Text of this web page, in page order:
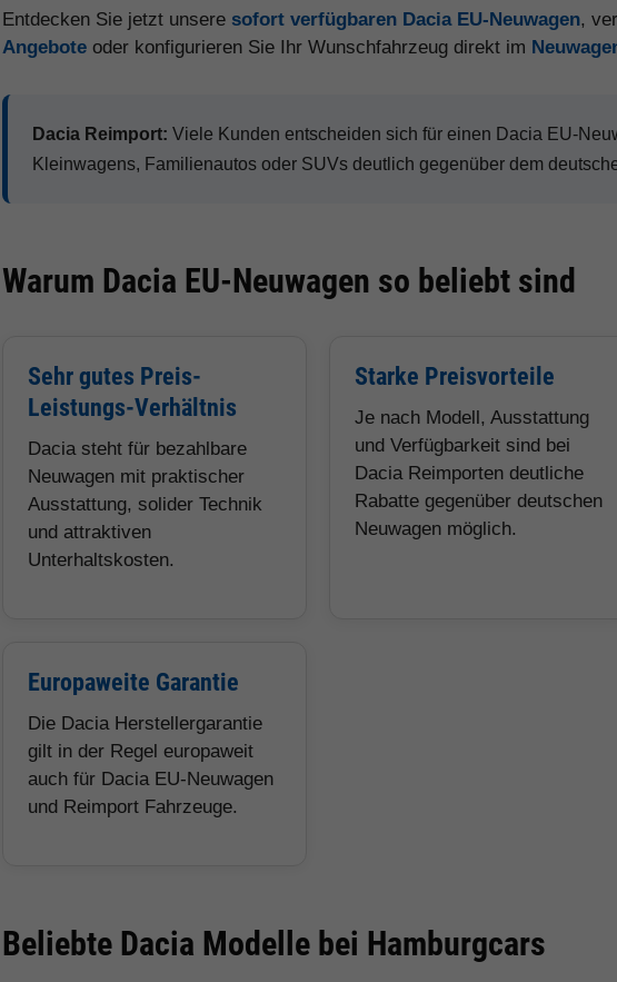
Entdecken Sie jetzt unsere sofort verfügbaren Dacia EU-Neuwagen,
Angebote oder konfigurieren Sie Ihr Wunschfahrzeug direkt im
Dacia Reimport: Viele Kunden entscheiden sich für einen Dacia EU-
Kleinwagens, Familienautos oder SUVs deutlich gegenüber dem
Warum Dacia EU-Neuwagen so beliebt sind
Sehr gutes Preis-
Leistungs-Verhältnis
Dacia steht für bezahlbare
Neuwagen mit praktischer
Ausstattung, solider Technik
und attraktiven
Unterhaltskosten.
Starke Preisvorteile
Je nach Modell, Ausstattung
und Verfügbarkeit sind bei
Dacia Reimporten deutliche
Rabatte gegenüber deutschen
Neuwagen möglich.
Europaweite Garantie
Die Dacia Herstellergarantie
gilt in der Regel europaweit
auch für Dacia EU-Neuwagen
und Reimport Fahrzeuge.
Beliebte Dacia Modelle bei Hamburgcars